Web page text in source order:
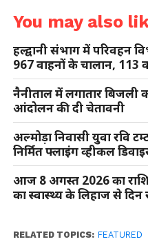
You may also
हल्द्वानी संभाग में परिवहन
967 वाहनों के चालान, 113
नैनीताल में लगातार बिजली
आंदोलन की दी चेतावनी
अल्मोड़ा निवासी युवा रवि
निर्मित फ्लाइंग व्हीकल
आज 8 अगस्त 2026 का
का स्वास्थ्य के लिहाज से दिन
RELATED TOPICS: FEATURED